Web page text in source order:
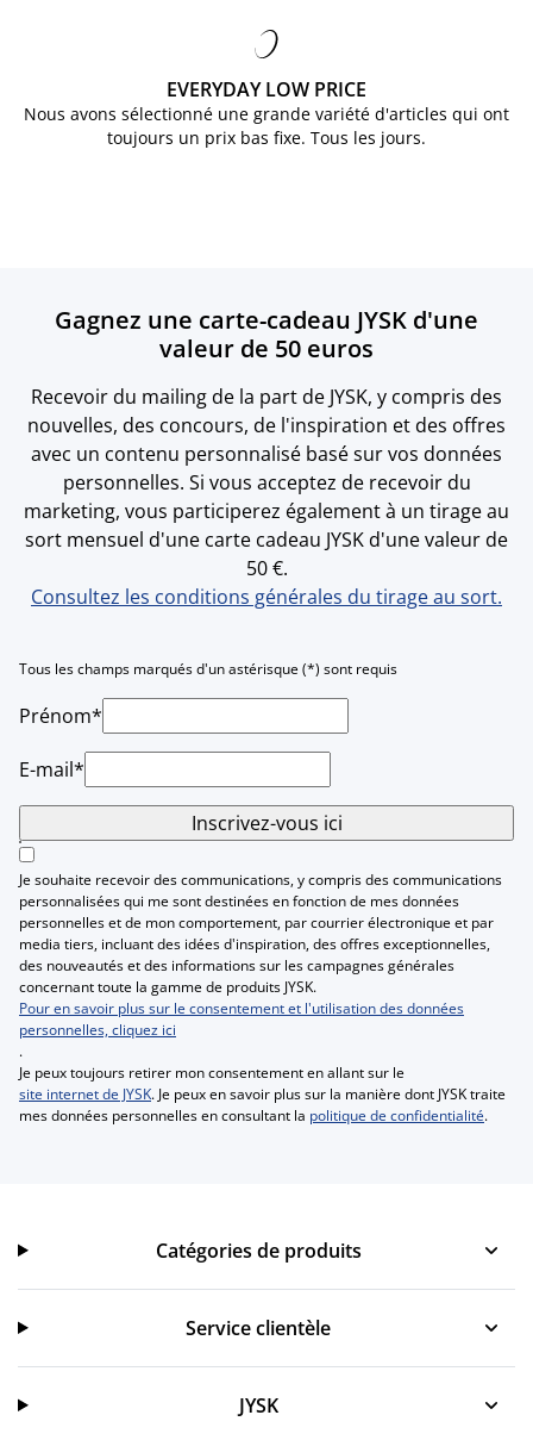
EVERYDAY LOW PRICE
Nous avons sélectionné une grande variété d'articles qui ont
toujours un prix bas fixe. Tous les jours.
Gagnez une carte-cadeau JYSK d'une
valeur de 50 euros
Recevoir du mailing de la part de JYSK, y compris des
nouvelles, des concours, de l'inspiration et des offres
avec un contenu personnalisé basé sur vos données
personnelles. Si vous acceptez de recevoir du
marketing, vous participerez également à un tirage au
sort mensuel d'une carte cadeau JYSK d'une valeur de
50 €.
Consultez les conditions générales du tirage au sort.
Tous les champs marqués d'un astérisque (*) sont requis
Prénom*
E-mail*
Inscrivez-vous ici
Je souhaite recevoir des communications, y compris des communications
personnalisées qui me sont destinées en fonction de mes données
personnelles et de mon comportement, par courrier électronique et par
media tiers, incluant des idées d'inspiration, des offres exceptionnelles,
des nouveautés et des informations sur les campagnes générales
concernant toute la gamme de produits JYSK.
Pour en savoir plus sur le consentement et l'utilisation des données
personnelles, cliquez ici
.
Je peux toujours retirer mon consentement en allant sur le
site internet de JYSK. Je peux en savoir plus sur la manière dont JYSK traite
mes données personnelles en consultant la politique de confidentialité.
Catégories de produits
Service clientèle
Service clientèle
JYSK
JYSK